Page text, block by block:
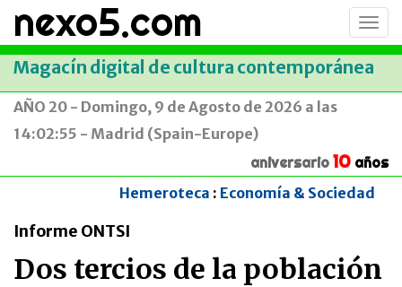
nexo5.com
Magacín digital de cultura contemporánea
AÑO 20 - Domingo, 9 de Agosto de 2026 a las
14:02:55 - Madrid (Spain-Europe)
aniversario 10 años
Hemeroteca : Economía & Sociedad
Informe ONTSI
Dos tercios de la población